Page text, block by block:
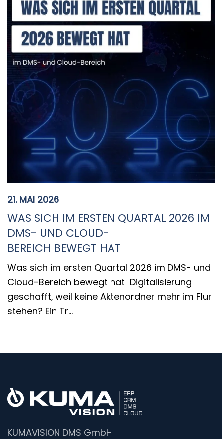
21. MAI 2026
WAS SICH IM ERSTEN QUARTAL 2026 IM
DMS- UND CLOUD-
BEREICH BEWEGT HAT
Was sich im ersten Quartal 2026 im DMS- und
Cloud-Bereich bewegt hat Digitalisierung
geschafft, weil keine Aktenordner mehr im Flur
stehen? Ein Tr…
KUMAVISION DMS GmbH